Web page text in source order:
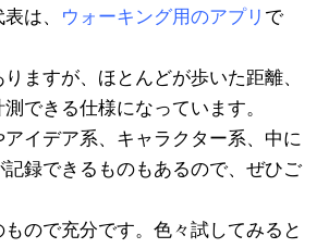
は、 ウォーキング用のアプリ で
ますが、ほとんどが歩いた距離、
できる仕様になっています。
イデア系、キャラクター系、中に
録できるものもあるので、ぜひご
ので充分です。色々試してみると